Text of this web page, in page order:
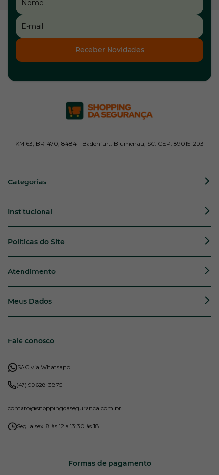
Receber Novidades
KM 63, BR-470, 8484 - Badenfurt. Blumenau, SC. CEP: 89015-203
Categorias
Institucional
Políticas do Site
Atendimento
Meus Dados
Fale conosco
SAC via Whatsapp
(47) 99628-3875
contato@shoppingdaseguranca.com.br
Seg. a sex. 8 às 12 e 13:30 às 18
Formas de pagamento